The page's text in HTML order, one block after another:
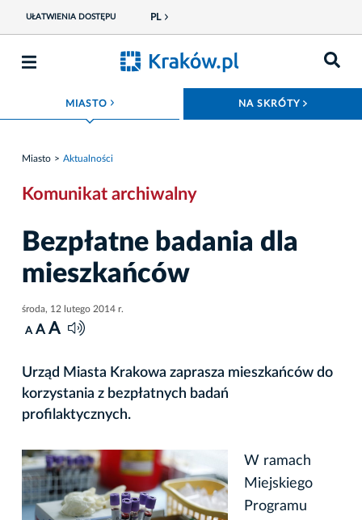
UŁATWIENIA DOSTĘPU PL
MIASTO ROZWIŃ MENU NA SKRÓTY
Miasto Aktualności
Komunikat archiwalny
Bezpłatne badania dla
mieszkańców
środa, 12 lutego 2014 r.
A A A
Urząd Miasta Krakowa zaprasza mieszkańców do
korzystania z bezpłatnych badań
profilaktycznych.
W ramach
Miejskiego
Programu